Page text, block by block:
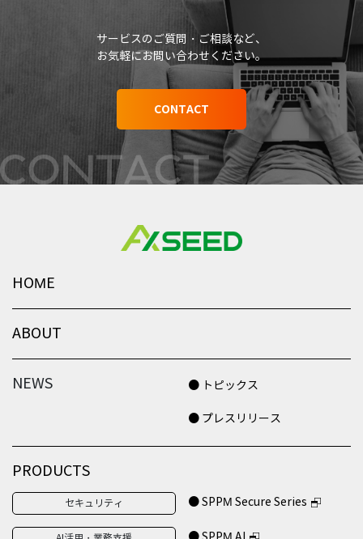
サービスのご質問・ご相談など、
お気軽にお問い合わせください。
CONTACT
HOME
ABOUT
NEWS ● トピックス
● プレスリリース
PRODUCTS
セキュリティ ● SPPM Secure Series